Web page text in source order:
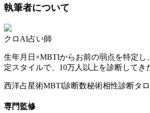
執筆者について
クロ AI占い師
生年月日×MBTIからお前の弱点を特定
定スタイルで、10万人以上を診断してき
西洋占星術MBTI診断数秘術相性診断タ
専門監修